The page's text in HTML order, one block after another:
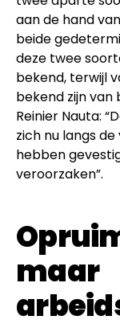
aan de hand
beide
deze twee
bekend, terwijl
bekend zijn van
Reinier Nauta:
zich nu langs
hebben
veroorzaken”.
maar